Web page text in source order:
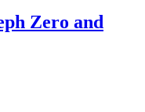
Zero and